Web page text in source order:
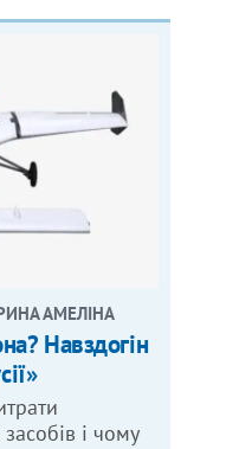
АМЕЛІНА
Навздогін
і чому